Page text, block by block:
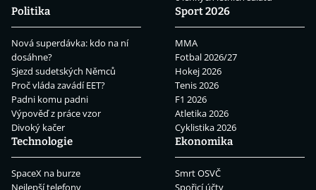
Politika
Nová superdávka: kdo na ní
dosáhne?
Sjezd sudetských Němců
Proč vláda zavádí EET?
Padni komu padni
Výpověď z práce vzor
Divoký kačer
Sport 2026
MMA
Fotbal 2026/27
Hokej 2026
Tenis 2026
F1 2026
Atletika 2026
Cyklistika 2026
Technologie
SpaceX na burze
Nejlepší telefony
Ekonomika
Smrt OSVČ
Spořicí účty